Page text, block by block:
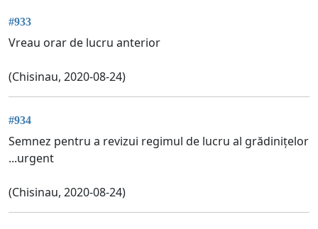
#933
Vreau orar de lucru anterior
(Chisinau, 2020-08-24)
#934
Semnez pentru a revizui regimul de lucru al grădinițelor
...urgent
(Chisinau, 2020-08-24)